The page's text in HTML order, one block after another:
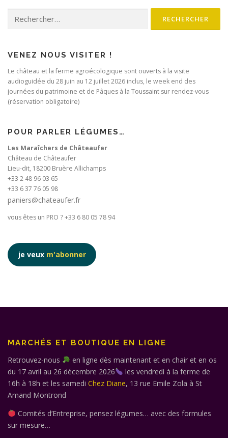
VENEZ NOUS VISITER !
Le château et la ferme agroécologique sont ouverts à la visite
audioguidée du 28 juin au 12 juillet 2026 inclus, le week end des
journées du patrimoine et de Pâques à la Toussaint sur rendez-vous
(réservation obligatoire)
POUR PARLER LÉGUMES…
Les Maraîchers de Châteaufer
Château de Châteaufer
Lieu-dit, 18200 Bruère Allichamps
+33 2 48 96 03 65
+33 6 37 76 05 98
paniers@chateaufer.fr
vous êtes un PRO ? +33 6 80 05 78 94
je veuxm'abonner
MARCHÉS ET BOUTIQUE EN LIGNE
Retrouvez-nous
en ligne dès maintenant et en chair et en os
du 17 avril au 26 décembre 2026
les vendredi à la ferme de
16h à 18h et les samedi Chez Diane, 13 rue Emile Zola à St
Amand Montrond
Comités d’Entreprise, pensez légumes… avec des formules
sur mesure…